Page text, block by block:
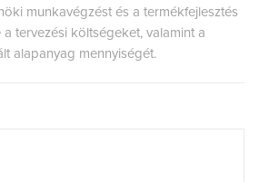
munkavégzést és a termékfejlesztés
tervezési költségeket, valamint a
alapanyag mennyiségét.